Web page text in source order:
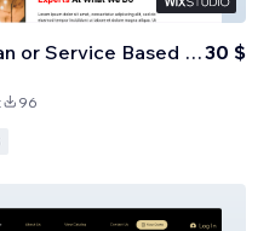
Handyman, Electrician or Service Based Business30 $
96